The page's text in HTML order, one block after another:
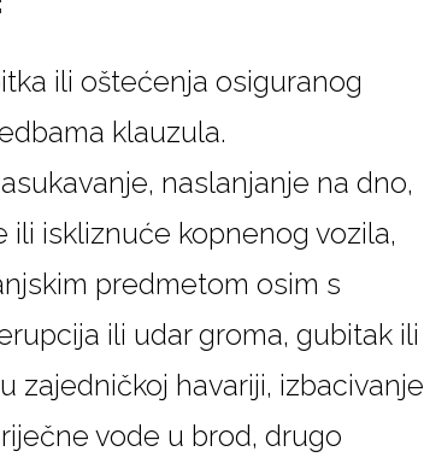
ili oštećenja osiguranog
klauzula.
naslanjanje na dno,
iskliznuće kopnenog vozila,
predmetom osim s
ili udar groma, gubitak ili
zajedničkoj havariji, izbacivanje
vode u brod, drugo